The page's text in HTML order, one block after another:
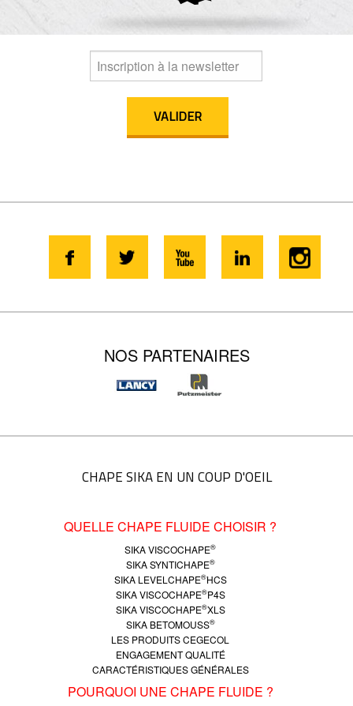
NOS PARTENAIRES
CHAPE SIKA EN UN COUP D'OEIL
QUELLE CHAPE FLUIDE CHOISIR ?
SIKA VISCOCHAPE®
SIKA SYNTICHAPE®
SIKA LEVELCHAPE®HCS
SIKA VISCOCHAPE®P4S
SIKA VISCOCHAPE®XLS
SIKA BETOMOUSS®
LES PRODUITS CEGECOL
ENGAGEMENT QUALITÉ
CARACTÉRISTIQUES GÉNÉRALES
POURQUOI UNE CHAPE FLUIDE ?